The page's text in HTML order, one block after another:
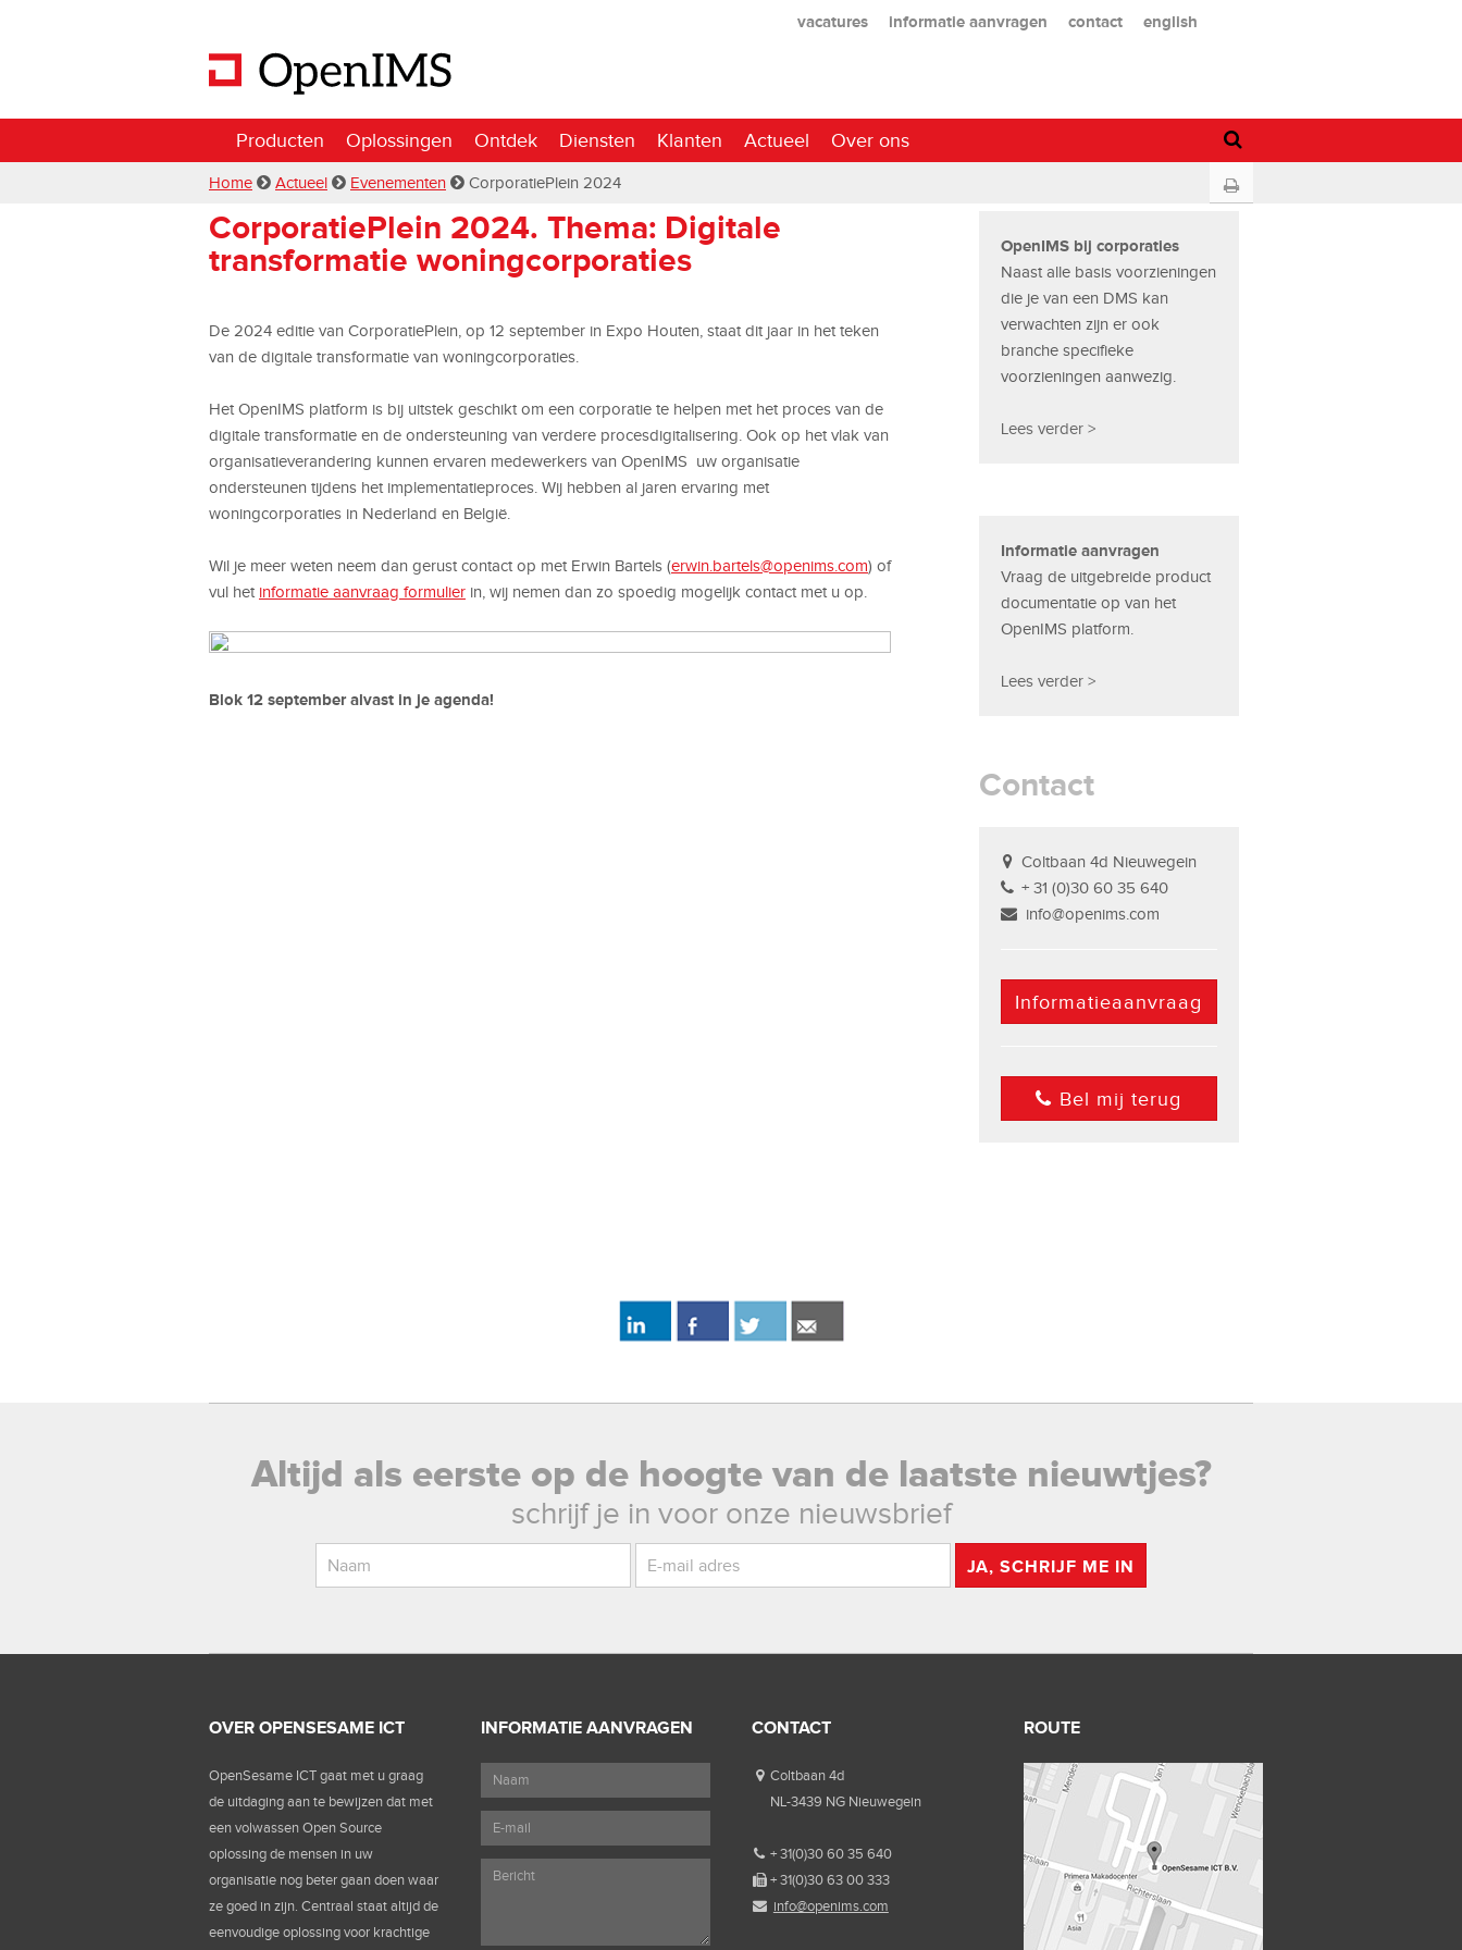
vacatures informatie aanvragen contact english
Producten Oplossingen Ontdek Diensten Klanten Actueel Over ons
Home Actueel Evenementen CorporatiePlein 2024
CorporatiePlein 2024. Thema: Digitale
transformatie woningcorporaties
De 2024 editie van CorporatiePlein, op 12 september in Expo Houten, staat dit jaar in het teken
van de digitale transformatie van woningcorporaties.
Het OpenIMS platform is bij uitstek geschikt om een corporatie te helpen met het proces van de
digitale transformatie en de ondersteuning van verdere procesdigitalisering. Ook op het vlak van
organisatieverandering kunnen ervaren medewerkers van OpenIMS uw organisatie
ondersteunen tijdens het implementatieproces. Wij hebben al jaren ervaring met
woningcorporaties in Nederland en België.
Wil je meer weten neem dan gerust contact op met Erwin Bartels (erwin.bartels@openims.com) of
vul het informatie aanvraag formulier in, wij nemen dan zo spoedig mogelijk contact met u op.
Blok 12 september alvast in je agenda!
OpenIMS bij corporaties
Naast alle basis voorzieningen
die je van een DMS kan
verwachten zijn er ook
branche specifieke
voorzieningen aanwezig.
Lees verder >
Informatie aanvragen
Vraag de uitgebreide product
documentatie op van het
OpenIMS platform.
Lees verder >
Contact
Coltbaan 4d Nieuwegein
+ 31 (0)30 60 35 640
info@openims.com
Informatieaanvraag
Bel mij terug
Altijd als eerste op de hoogte van de laatste nieuwtjes?
schrijf je in voor onze nieuwsbrief
JA, SCHRIJF ME IN
OVER OPENSESAME ICT
OpenSesame ICT gaat met u graag
de uitdaging aan te bewijzen dat met
een volwassen Open Source
oplossing de mensen in uw
organisatie nog beter gaan doen waar
ze goed in zijn. Centraal staat altijd de
eenvoudige oplossing voor krachtige
INFORMATIE AANVRAGEN CONTACT
Coltbaan 4d
NL-3439 NG Nieuwegein
+ 31(0)30 60 35 640
+ 31(0)30 63 00 333
info@openims.com
ROUTE